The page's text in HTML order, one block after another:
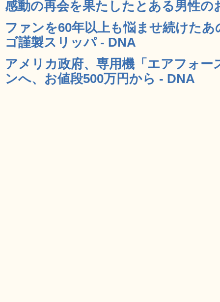
感動の再会を果たしたとある男性の
ファンを60年以上も悩ませ続けた
ゴ謹製スリッパ - DNA
アメリカ政府、専用機「エアフォー
ンへ、お値段500万円から - DNA